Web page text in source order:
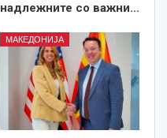
надлежните со важни…
МАКЕДОНИЈА